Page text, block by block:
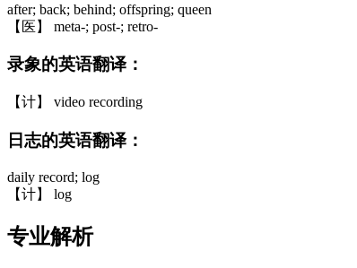
after; back; behind; offspring; queen
【医】 meta-; post-; retro-
录象的英语翻译：
【计】 video recording
日志的英语翻译：
daily record; log
【计】 log
专业解析